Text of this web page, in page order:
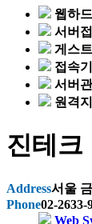
웹하
서버
게스
접속
서버
원격
진테크
Address서울
Phone02-2633-
Web